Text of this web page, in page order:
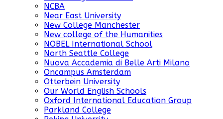
NCBA
Near East University
New College Manchester
New college of the Humanities
NOBEL International School
North Seattle College
Nuova Accademia di Belle Arti Milano
Oncampus Amsterdam
Otterbein University
Our World English Schools
Oxford International Education Group
Parkland College